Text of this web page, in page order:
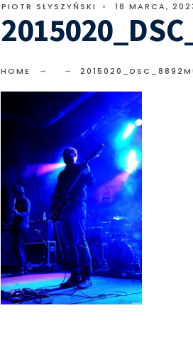
PIOTR SŁYSZYŃSKI • 18 MARCA,
HOME